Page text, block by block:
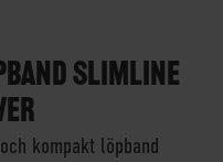
SLIMLINE
kompakt löpband